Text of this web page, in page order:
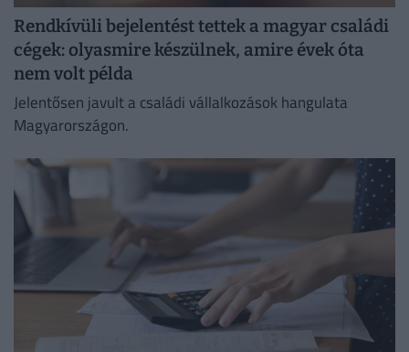
Rendkívüli bejelentést tettek a magyar családi
cégek: olyasmire készülnek, amire évek óta
nem volt példa
Jelentősen javult a családi vállalkozások hangulata
Magyarországon.